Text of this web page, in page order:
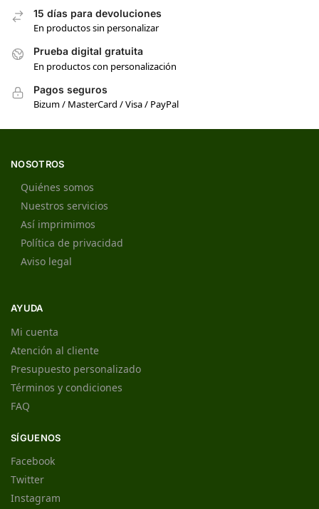
15 días para devoluciones
En productos sin personalizar
Prueba digital gratuita
En productos con personalización
Pagos seguros
Bizum / MasterCard / Visa / PayPal
NOSOTROS
Quiénes somos
Nuestros servicios
Así imprimimos
Política de privacidad
Aviso legal
AYUDA
Mi cuenta
Atención al cliente
Presupuesto personalizado
Términos y condiciones
FAQ
SÍGUENOS
Facebook
Twitter
Instagram